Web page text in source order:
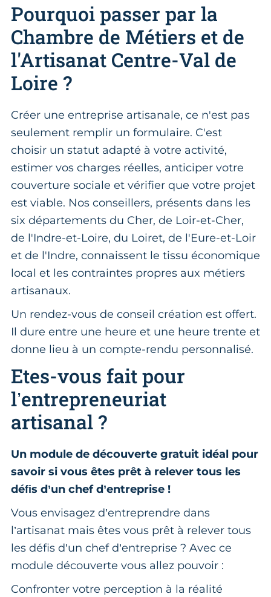
Pourquoi passer par la
Chambre de Métiers et de
l'Artisanat Centre-Val de
Loire ?
Créer une entreprise artisanale, ce n'est pas
seulement remplir un formulaire. C'est
choisir un statut adapté à votre activité,
estimer vos charges réelles, anticiper votre
couverture sociale et vérifier que votre projet
est viable. Nos conseillers, présents dans les
six départements du Cher, de Loir-et-Cher,
de l'Indre-et-Loire, du Loiret, de l'Eure-et-Loir
et de l'Indre, connaissent le tissu économique
local et les contraintes propres aux métiers
artisanaux.
Un rendez-vous de conseil création est offert.
Il dure entre une heure et une heure trente et
donne lieu à un compte-rendu personnalisé.
Etes-vous fait pour
l’entrepreneuriat
artisanal ?
Un module de découverte gratuit idéal pour
savoir si vous êtes prêt à relever tous les
déﬁs d’un chef d’entreprise !
Vous envisagez d’entreprendre dans
l’artisanat mais êtes vous prêt à relever tous
les défis d’un chef d’entreprise ? Avec ce
module découverte vous allez pouvoir :
Confronter votre perception à la réalité